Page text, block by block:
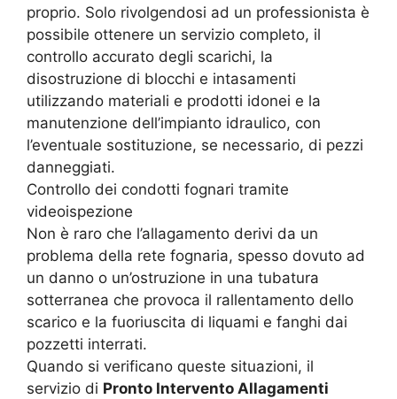
proprio. Solo rivolgendosi ad un professionista è
possibile ottenere un servizio completo, il
controllo accurato degli scarichi, la
disostruzione di blocchi e intasamenti
utilizzando materiali e prodotti idonei e la
manutenzione dell’impianto idraulico, con
l’eventuale sostituzione, se necessario, di pezzi
danneggiati.
Controllo dei condotti fognari tramite
videoispezione
Non è raro che l’allagamento derivi da un
problema della rete fognaria, spesso dovuto ad
un danno o un’ostruzione in una tubatura
sotterranea che provoca il rallentamento dello
scarico e la fuoriuscita di liquami e fanghi dai
pozzetti interrati.
Quando si verificano queste situazioni, il
servizio di Pronto Intervento Allagamenti